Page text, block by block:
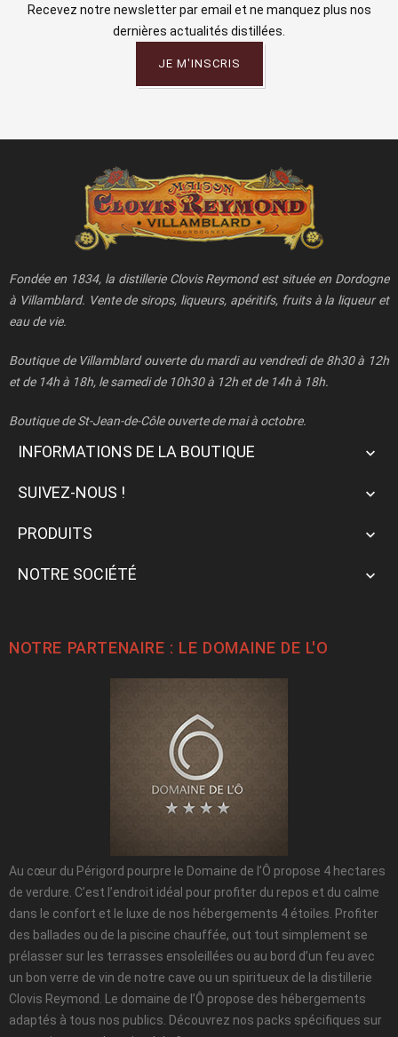
Recevez notre newsletter par email et ne manquez plus nos
dernières actualités distillées.
JE M'INSCRIS
Fondée en 1834, la distillerie Clovis Reymond est située en Dordogne
à Villamblard. Vente de sirops, liqueurs, apéritifs, fruits à la liqueur et
eau de vie.
Boutique de Villamblard ouverte du mardi au vendredi de 8h30 à 12h
et de 14h à 18h, le samedi de 10h30 à 12h et de 14h à 18h.
Boutique de St-Jean-de-Côle ouverte de mai à octobre.
INFORMATIONS DE LA BOUTIQUE 
SUIVEZ-NOUS ! 
PRODUITS 
NOTRE SOCIÉTÉ 
NOTRE PARTENAIRE : LE DOMAINE DE L'O
Au cœur du Périgord pourpre le Domaine de l’Ô propose 4 hectares
de verdure. C’est l’endroit idéal pour profiter du repos et du calme
dans le confort et le luxe de nos hébergements 4 étoiles. Profiter
des ballades ou de la piscine chauffée, out tout simplement se
prélasser sur les terrasses ensoleillées ou au bord d’un feu avec
un bon verre de vin de notre cave ou un spiritueux de la distillerie
Clovis Reymond. Le domaine de l’Ô propose des hébergements
adaptés à tous nos publics. Découvrez nos packs spécifiques sur